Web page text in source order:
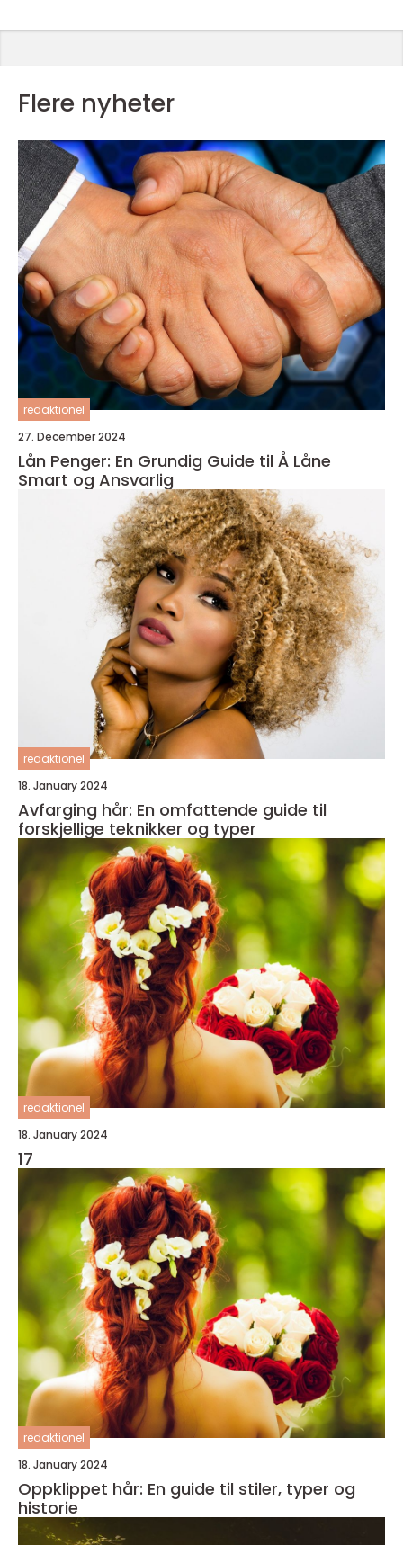
Flere nyheter
redaktionel
27. December 2024
Lån Penger: En Grundig Guide til Å Låne
Smart og Ansvarlig
redaktionel
18. January 2024
Avfarging hår: En omfattende guide til
forskjellige teknikker og typer
redaktionel
18. January 2024
17
redaktionel
18. January 2024
Oppklippet hår: En guide til stiler, typer og
historie